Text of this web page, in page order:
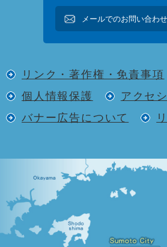
メールでのお問い合わ
リンク・著作権・免責事項
個人情報保護
アクセ
バナー広告について